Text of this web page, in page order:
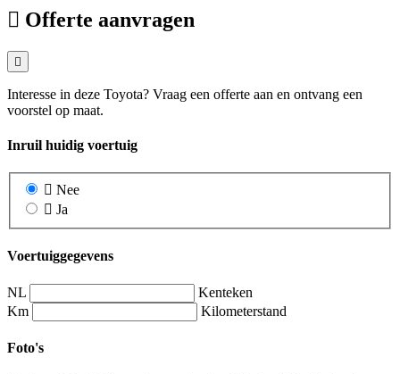
Offerte aanvragen
Interesse in deze Toyota? Vraag een offerte aan en ontvang een
voorstel op maat.
Inruil huidig voertuig
Nee
Ja
Voertuiggegevens
NL
Kenteken
Km
Kilometerstand
Foto's